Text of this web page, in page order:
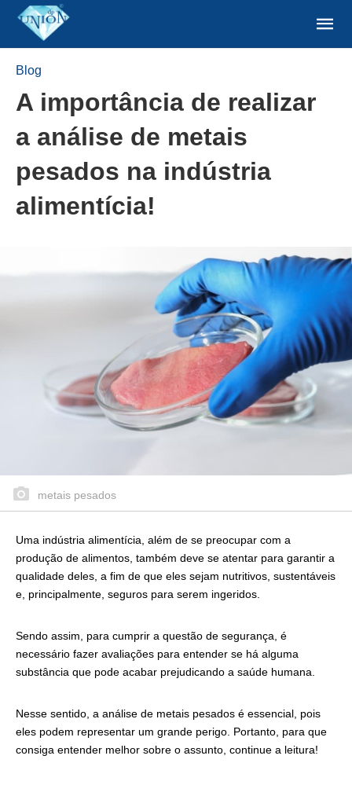
Blog
A importância de realizar
a análise de metais
pesados na indústria
alimentícia!
metais pesados
Uma indústria alimentícia, além de se preocupar com a
produção de alimentos, também deve se atentar para garantir a
qualidade deles, a fim de que eles sejam nutritivos, sustentáveis
e, principalmente, seguros para serem ingeridos.
Sendo assim, para cumprir a questão de segurança, é
necessário fazer avaliações para entender se há alguma
substância que pode acabar prejudicando a saúde humana.
Nesse sentido, a análise de metais pesados é essencial, pois
eles podem representar um grande perigo. Portanto, para que
consiga entender melhor sobre o assunto, continue a leitura!